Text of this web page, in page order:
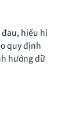
đau, hiếu hỉ
quy định
hướng dữ